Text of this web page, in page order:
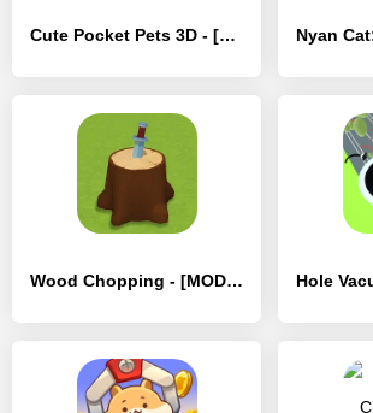
Cute Pocket Pets 3D - [MOD Бесконечные деньги]
Wood Chopping - [MOD Бесконечные деньги]